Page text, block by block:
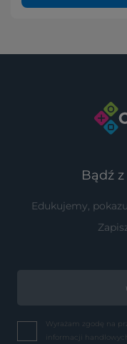
Bądź
Edukujemy,
Wyrażam zgodę na
informacji